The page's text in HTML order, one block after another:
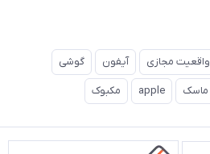
واقعیت مجازی آیفون گوشی
ماسک apple مکبوک